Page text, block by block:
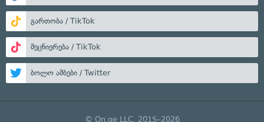
გართობა / TikTok
მეცნიერება / TikTok
ბოლო ამბები / Twitter
© On.ge LLC, 2015–2026